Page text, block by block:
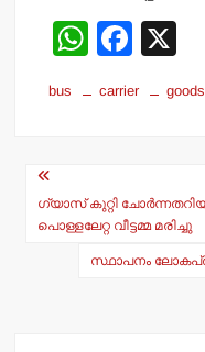
W
at
p
p
F
c
o
o
bus carrier goods
Post
navigation
ഗ്യാസ് കുറ്റി
പൊള്ളലേറ്റ വീട്ടമ്മ മരിച്ചു
സ്ഥാപനം